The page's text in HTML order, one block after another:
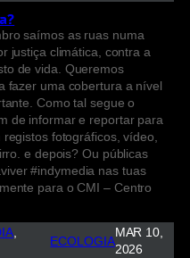
saímos as ruas numa
justiça climática, contra a
de vida. Queremos
fazer uma cobertura a nível
Como tal segue o
de informar e reportar para
fotográficos, vídeo,
e depois? Ou públicas
#indymedia nas tuas
para o CMI – Centro
ECOLOGIA
MAR 10,
2026